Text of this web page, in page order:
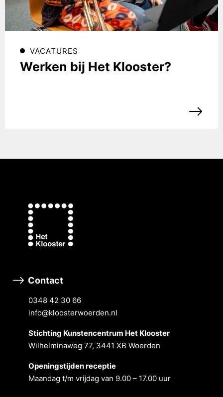
VACATURES
Werken bij Het Klooster?
Contact
0348 42 30 66
info@kloosterwoerden.nl
Stichting Kunstencentrum Het Klooster
Wilhelminaweg 77, 3441 XB Woerden
Openingstĳden receptie
Maandag t/m vrĳdag van 9.00 – 17.00 uur